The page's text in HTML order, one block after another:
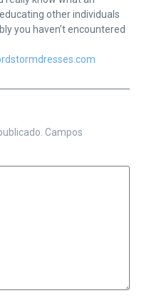
other individuals
you haven’t encountered
Campos